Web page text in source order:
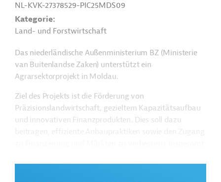
NL-KVK-27378529-PIC25MDS09
Kategorie
Land- und Forstwirtschaft
Das niederländische Außenministerium BZ (Ministerie
van Buitenlandse Zaken) unterstützt ein
Agrarsektorprojekt in Moldau.
Ziel des Projekts ist die Förderung von
Präzisionslandwirtschaft, gezieltem Kapazitätsaufbau
und innovativen Finanzprodukten. Dies soll dazu